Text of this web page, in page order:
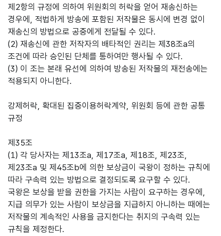
제2항의 규정에 의하여 위원회의 허락을 얻어 재송신하는
경우에, 적법하게 방송에 포함된 저작물은 동시에 변경 없이
재송신의 방법으로 공중에게 전달될 수 있다.
(2) 재송신에 관한 저작자의 배타적인 권리는 제38조a의
조건에 따라 승인된 단체를 통하여만 행사될 수 있다.
(3) 이 조는 본래 유선에 의하여 방송된 저작물의 재전송에는
적용되지 아니한다.
강제허락, 확대된 집중이용허락계약, 위원회 등에 관한 공통
규정
제35조
(1) 각 당사자는 제13조a, 제17조a, 제18조, 제23조,
제23조a 및 제45조b에 의한 보상금이 국왕이 정하는 규칙에
따라 구속력 있는 방법으로 결정되도록 요구할 수 있다.
국왕은 보상을 받을 권한을 가지는 사람이 요구하는 경우에,
지급 의무가 있는 사람이 보상금을 지급하지 아니하는 때에는
저작물의 계속적인 사용을 금지한다는 취지의 구속력 있는
규칙을 제정한다.